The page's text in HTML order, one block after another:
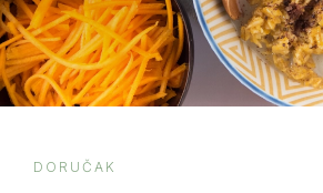
DORUČAK